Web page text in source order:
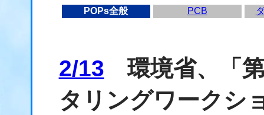
POPs全般 PCB
2/13 環境省、「
タリングワークシ